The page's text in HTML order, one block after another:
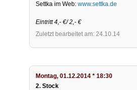
Settka im Web:www.settka.de
Eintritt 4,- €/ 2,- €
Zuletzt bearbeitet am: 24.10.14
Montag, 01.12.2014 * 18:30
2. Stock